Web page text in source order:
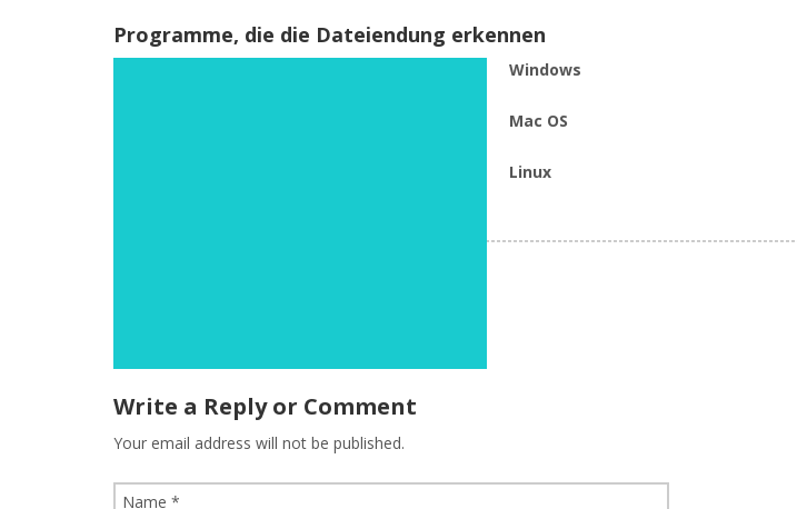
Programme, die die Dateiendung erkennen
Windows
Mac OS
Linux
Write a Reply or Comment
Your email address will not be published.